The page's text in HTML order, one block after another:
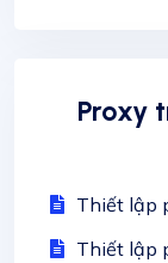
Proxy
Thiết lập
Thiết lập